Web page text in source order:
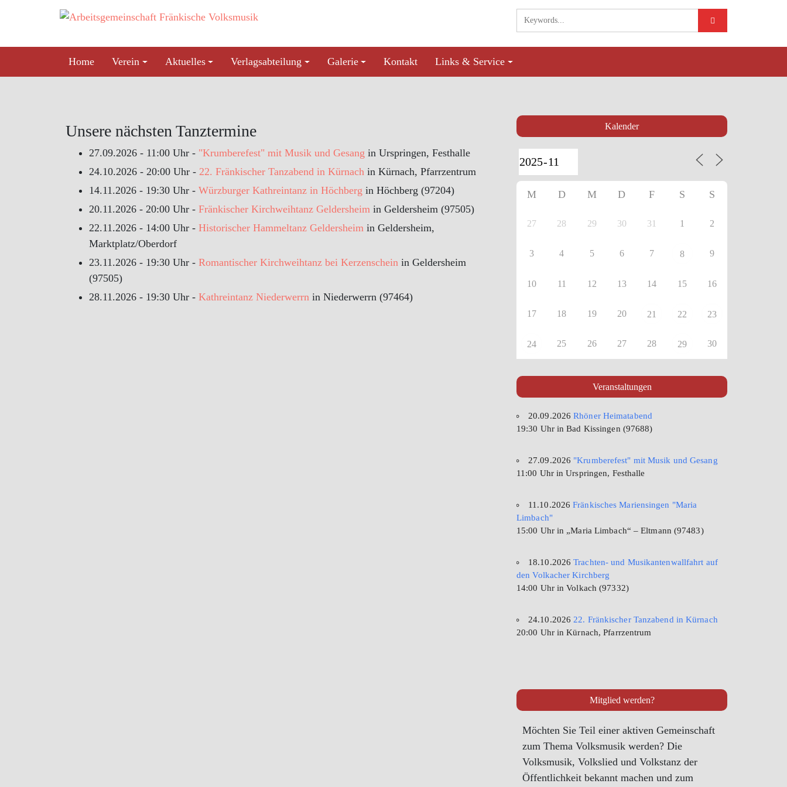
Home
Verein Aktuelles Verlagsabteilung Galerie Kontakt Links & Service
Unsere nächsten Tanztermine
27.09.2026 - 11:00 Uhr - "Krumberefest" mit Musik und Gesang in Urspringen, Festhalle
24.10.2026 - 20:00 Uhr - 22. Fränkischer Tanzabend in Kürnach in Kürnach, Pfarrzentrum
14.11.2026 - 19:30 Uhr - Würzburger Kathreintanz in Höchberg in Höchberg (97204)
20.11.2026 - 20:00 Uhr - Fränkischer Kirchweihtanz Geldersheim in Geldersheim (97505)
22.11.2026 - 14:00 Uhr - Historischer Hammeltanz Geldersheim in Geldersheim,
Marktplatz/Oberdorf
23.11.2026 - 19:30 Uhr - Romantischer Kirchweihtanz bei Kerzenschein in Geldersheim
(97505)
28.11.2026 - 19:30 Uhr - Kathreintanz Niederwerrn in Niederwerrn (97464)
Kalender
M D M D F S S
27 28 29 30 31 1 2
3 4 5 6 7 8 9
10 11 12 13 14 15 16
17 18 19 20 21 22 23
24 25 26 27 28 29 30
Veranstaltungen
20.09.2026Rhöner Heimatabend
19:30 Uhr in Bad Kissingen (97688)
27.09.2026 "Krumberefest" mit Musik und Gesang
11:00 Uhr in Urspringen, Festhalle
11.10.2026Fränkisches Mariensingen "Maria
Limbach"
15:00 Uhr in „Maria Limbach“ – Eltmann (97483)
18.10.2026Trachten- und Musikantenwallfahrt auf
den Volkacher Kirchberg
14:00 Uhr in Volkach (97332)
24.10.2026 22. Fränkischer Tanzabend in Kürnach
20:00 Uhr in Kürnach, Pfarrzentrum
Mitglied werden?
Möchten Sie Teil einer aktiven Gemeinschaft
zum Thema Volksmusik werden? Die
Volksmusik, Volkslied und Volkstanz der
Öffentlichkeit bekannt machen und zum